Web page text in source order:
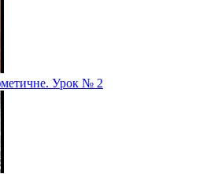
Урок № 2